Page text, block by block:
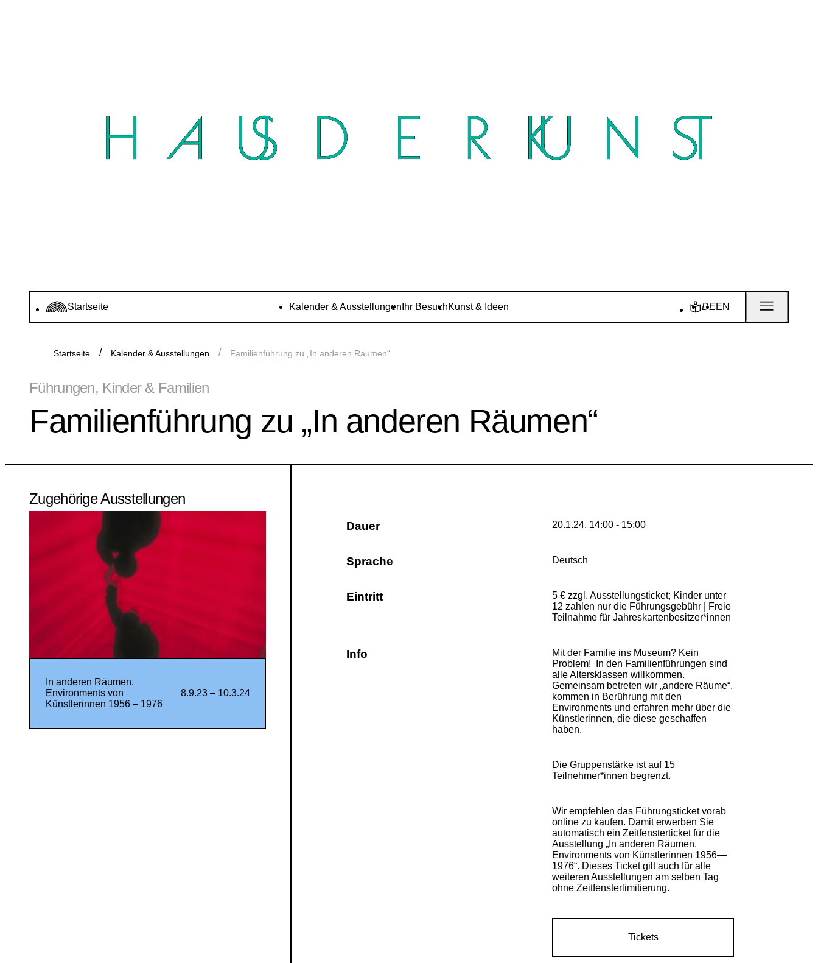
Startseite Kalender & Ausstellungen Ihr BesuchKunst & Ideen DEEN
Startseite Kalender & Ausstellungen Familienführung zu „In anderen Räumen“
Führungen, Kinder & Familien
Familienführung zu „In anderen Räumen“
Dauer 20.1.24, 14:00 - 15:00
Sprache Deutsch
Eintritt
5 € zzgl. Ausstellungsticket; Kinder unter
12 zahlen nur die Führungsgebühr | Freie
Teilnahme für Jahreskartenbesitzer*innen
Info
Mit der Familie ins Museum? Kein
Problem! In den Familienführungen sind
alle Altersklassen willkommen.
Gemeinsam betreten wir „andere Räume“,
kommen in Berührung mit den
Environments und erfahren mehr über die
Künstlerinnen, die diese geschaffen
haben.
Die Gruppenstärke ist auf 15
Teilnehmer*innen begrenzt.
Wir empfehlen das Führungsticket vorab
online zu kaufen. Damit erwerben Sie
automatisch ein Zeitfensterticket für die
Ausstellung „In anderen Räumen.
Environments von Künstlerinnen 1956—
1976“. Dieses Ticket gilt auch für alle
weiteren Ausstellungen am selben Tag
ohne Zeitfensterlimitierung.
Tickets
Zugehörige Ausstellungen
In anderen Räumen.
Environments von
Künstlerinnen 1956 – 1976
8.9.23 – 10.3.24